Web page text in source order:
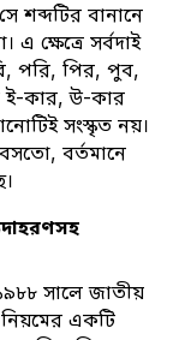
শব্দটির বানানে
ক্ষেত্রে সর্বদাই
পরি, পির, পুব,
ই-কার, উ-কার
সংস্কৃত নয়।
বর্তমানে
সালে জাতীয়
নিয়মের একটি